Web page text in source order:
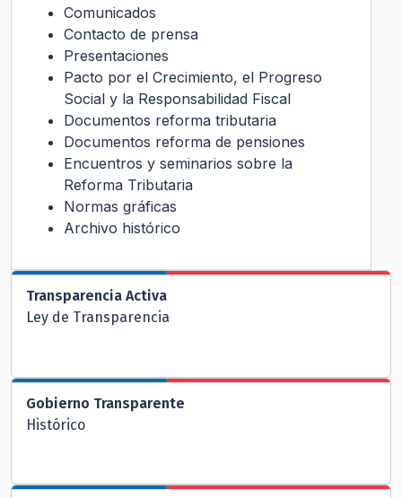
Comunicados
Contacto de prensa
Presentaciones
Pacto por el Crecimiento, el Progreso
Social y la Responsabilidad Fiscal
Documentos reforma tributaria
Documentos reforma de pensiones
Encuentros y seminarios sobre la
Reforma Tributaria
Normas gráficas
Archivo histórico
Transparencia Activa
Ley de Transparencia
Gobierno Transparente
Histórico